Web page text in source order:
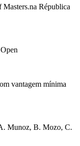
Républica
vantagem mínima
Munoz, B. Mozo, C.